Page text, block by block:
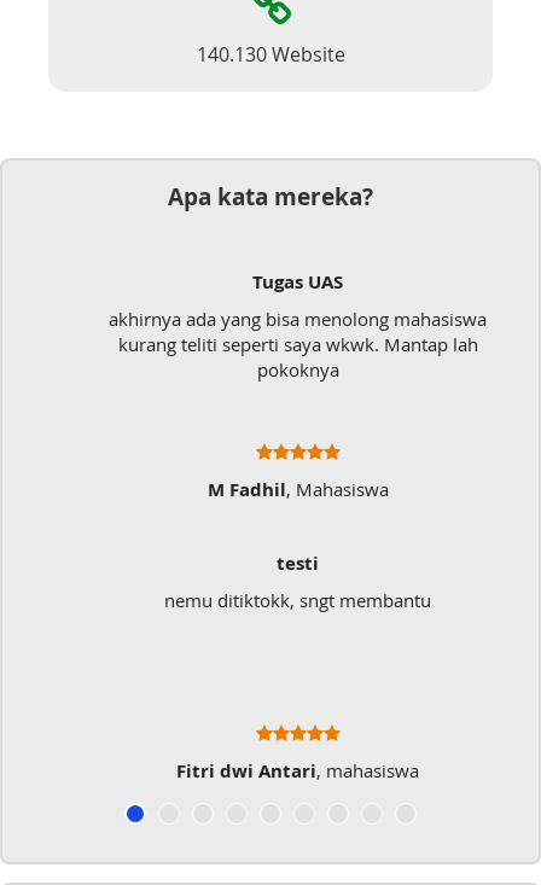
140.130 Website
Apa kata mereka?
Tugas UAS
akhirnya ada yang bisa menolong mahasiswa
kurang teliti seperti saya wkwk. Mantap lah
pokoknya
M Fadhil, Mahasiswa
testi
nemu ditiktokk, sngt membantu
Fitri dwi Antari, mahasiswa